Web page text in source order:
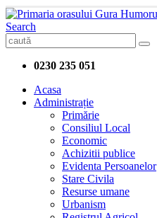
Search
0230 235 051
Acasa
Administrație
Primărie
Consiliul Local
Economic
Achizitii publice
Evidenta Persoanelor
Stare Civila
Resurse umane
Urbanism